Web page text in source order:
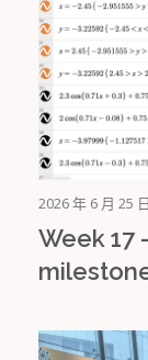
2026 年 6 月 25
Week 17